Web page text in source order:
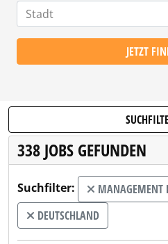
JETZT
338 JOBS GEFUNDEN
Suchfilter:
MANAGEMENT
DEUTSCHLAND